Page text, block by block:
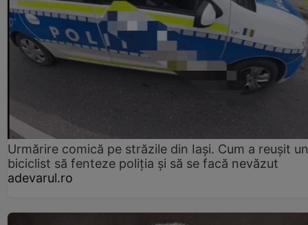
Urmărire comică pe străzile din Iași. Cum a reușit un
biciclist să fenteze poliția și să se facă nevăzut
adevarul.ro